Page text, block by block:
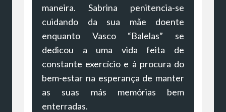
maneira. Sabrina penitencia-se
cuidando da sua mãe doente
enquanto Vasco “Balelas” se
dedicou a uma vida feita de
constante exercício e à procura do
bem-estar na esperança de manter
as suas más memórias bem
enterradas.